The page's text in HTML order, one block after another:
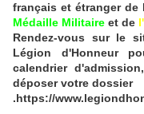
français et étranger de
Médaille Militaire et de
Rendez-vous sur le
Légion d'Honneur
calendrier
déposer votre dossier
.https://